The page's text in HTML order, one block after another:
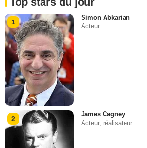
1
Simon Abkarian
Acteur
2
James Cagney
Acteur, réalisateur